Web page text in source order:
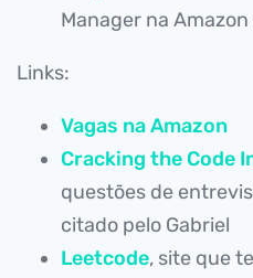
Manager na
Links:
Vagas na Amazon
Cracking the Code
questões de
citado pelo Gabriel
Leetcode, site que